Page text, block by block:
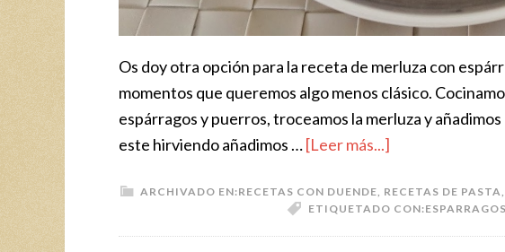
Os doy otra opción para la receta de merluza con
momentos que queremos algo menos clásico.
espárragos y puerros, troceamos la merluza y
este hirviendo añadimos …[Leer más...]
ARCHIVADO EN:RECETAS CON DUENDE RECETAS DE PASTA
ETIQUETADO CON:ESPARRAGOS